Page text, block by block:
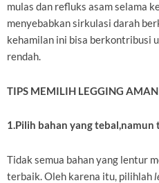
mulas dan refluks asam selama
menyebabkan sirkulasi darah
kehamilan ini bisa berkontribusi
rendah.
TIPS MEMILIH LEGGING
1.Pilih bahan yang tebal,namun
Tidak semua bahan yang lentur
terbaik. Oleh karena itu, pilihlah